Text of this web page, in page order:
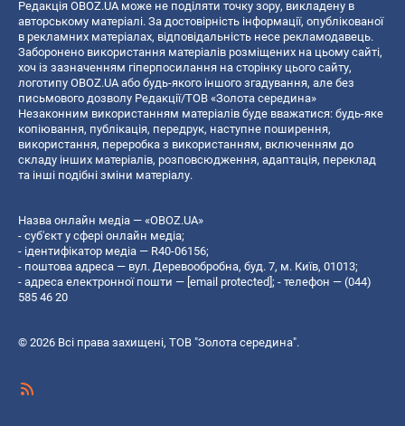
Редакція OBOZ.UA може не поділяти точку зору, викладену в
авторському матеріалі. За достовірність інформації, опублікованої
в рекламних матеріалах, відповідальність несе рекламодавець.
Заборонено використання матеріалів розміщених на цьому сайті,
хоч із зазначенням гіперпосилання на сторінку цього сайту,
логотипу OBOZ.UA або будь-якого іншого згадування, але без
письмового дозволу Редакції/ТОВ «Золота середина»
Незаконним використанням матеріалів буде вважатися: будь-яке
копiювання, публiкацiя, передрук, наступне поширення,
використання, переробка з використанням, включенням до
складу інших матеріалів, розповсюдження, адаптація, переклад
та інші подібні зміни матеріалу.
Назва онлайн медіа — «OBOZ.UA»
- суб'єкт у сфері онлайн медіа;
- ідентифікатор медіа — R40-06156;
- поштова адреса — вул. Деревообробна, буд. 7, м. Київ, 01013;
- адреса електронної пошти — [email protected]; - телефон — (044)
585 46 20
© 2026 Всі права захищені, ТОВ "Золота середина".